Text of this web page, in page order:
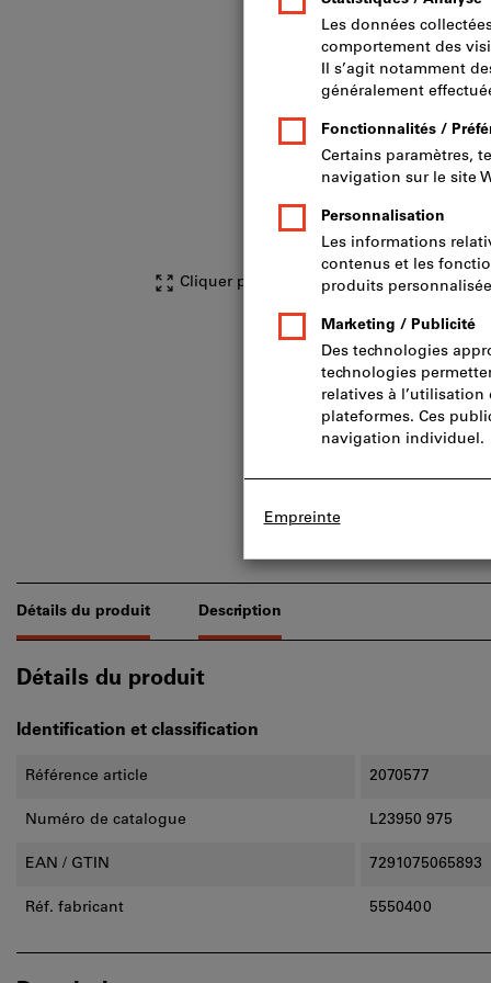
Cliquer pour agrandir l’image
Détails du produit Description
Détails du produit
Identification et classification
Référence article 2070577
Numéro de catalogue L23950 975
EAN / GTIN 7291075065893
Réf. fabricant 5550400